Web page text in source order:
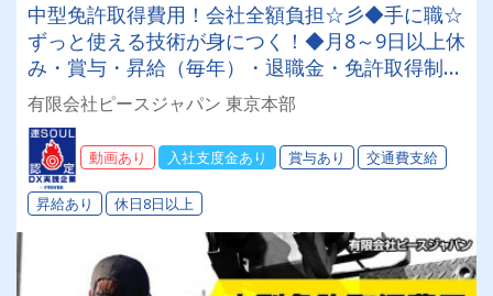
中型免許取得費用！会社全額負担☆彡◆手に職☆
ずっと使える技術が身につく！◆月8～9日以上休
み・賞与・昇給（毎年）・退職金・免許取得制度
や各種豊富な手当も充実♪月収30万～45万円♪未
経験スタートOK！！！
有限会社ピースジャパン 東京本部
動画あり 入社支度金あり 賞与あり 交通費支給
昇給あり 休日8日以上